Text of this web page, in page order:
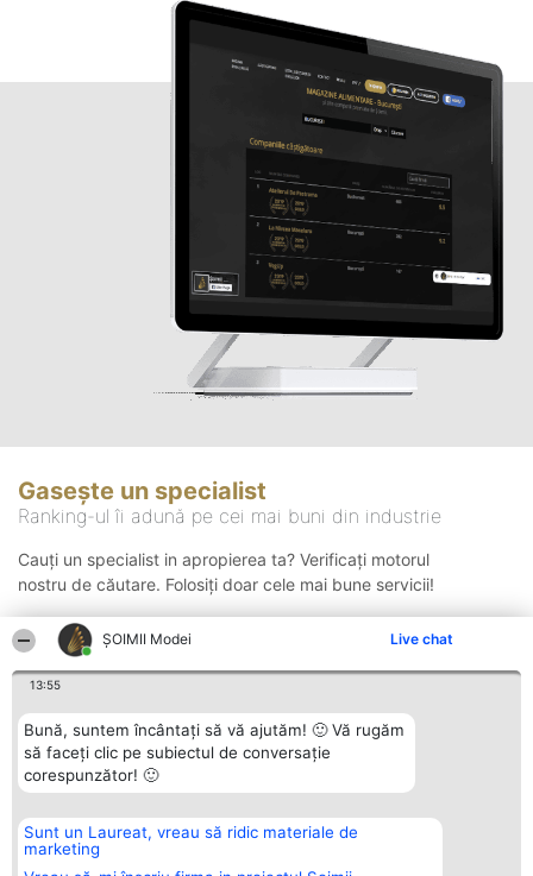
ȘOIMII Modei Live chat
13:55
Bună, suntem încântați să vă ajutăm! 🙂 Vă rugăm
să faceți clic pe subiectul de conversație
corespunzător! 🙂
Sunt un Laureat, vreau să ridic materiale de
marketing
Gasește un specialist
Ranking-ul îi adună pe cei mai buni din industrie
Cauți un specialist in apropierea ta? Verificați motorul
nostru de căutare. Folosiți doar cele mai bune servicii!
Organizator Ranking
BRIGHT SOLUTIONS BR SRL
Aleea Timisul De Sus 2 Bl. A30
Plebiscyt
Lista Tuturor
Contact